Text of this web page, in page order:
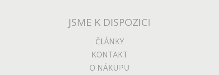
JSME K DISPOZICI
ČLÁNKY
KONTAKT
O NÁKUPU